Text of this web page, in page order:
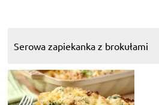
Serowa zapiekanka z brokułami